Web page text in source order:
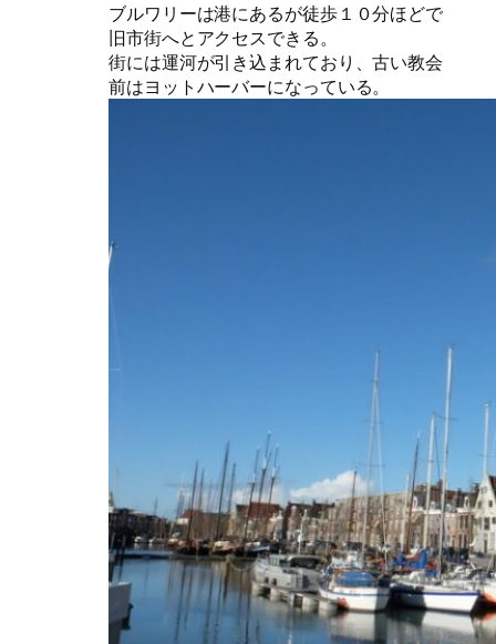
ブルワリーは港にあるが徒歩１０分ほどで
旧市街へとアクセスできる。
街には運河が引き込まれており、古い教会
前はヨットハーバーになっている。